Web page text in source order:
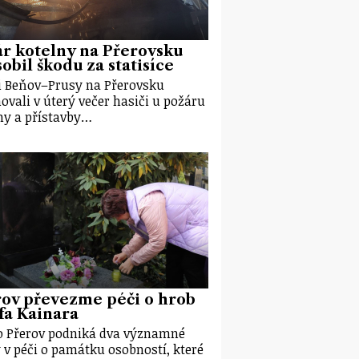
kotelny na Přerovsku
škodu za statisíce
Beňov–Prusy na Přerovsku
v úterý večer hasiči u požáru
a přístavby…
převezme péči o hrob
Kainara
Přerov podniká dva významné
péči o památku osobností, které